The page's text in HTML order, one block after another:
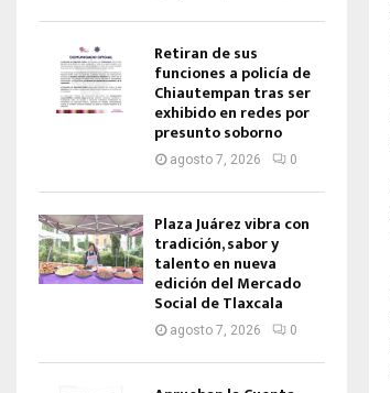
Retiran de sus
funciones a policía de
Chiautempan tras ser
exhibido en redes por
presunto soborno
agosto 7, 2026 0
Plaza Juárez vibra con
tradición, sabor y
talento en nueva
edición del Mercado
Social de Tlaxcala
agosto 7, 2026 0